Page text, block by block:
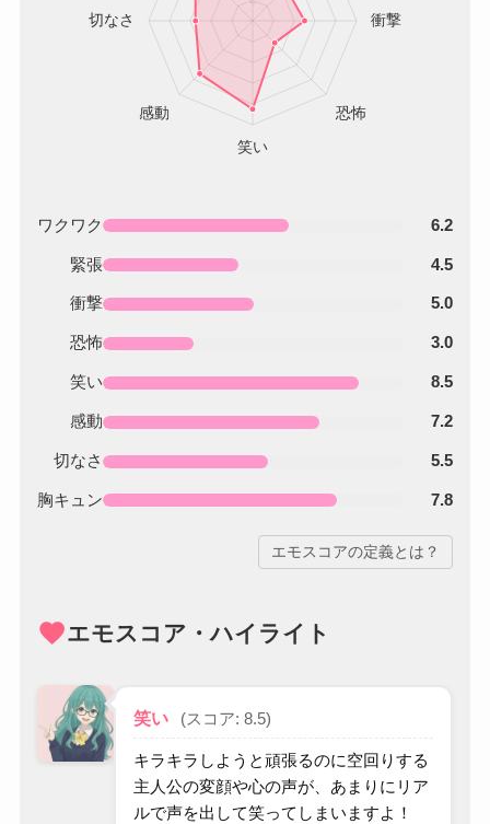
ワクワク 6.2
緊張 4.5
衝撃 5.0
恐怖 3.0
笑い 8.5
感動 7.2
切なさ 5.5
胸キュン 7.8
エモスコアの定義とは？
favoriteエモスコア・ハイライト
笑い (スコア: 8.5)
キラキラしようと頑張るのに空回りする
主人公の変顔や心の声が、あまりにリア
ルで声を出して笑ってしまいますよ！